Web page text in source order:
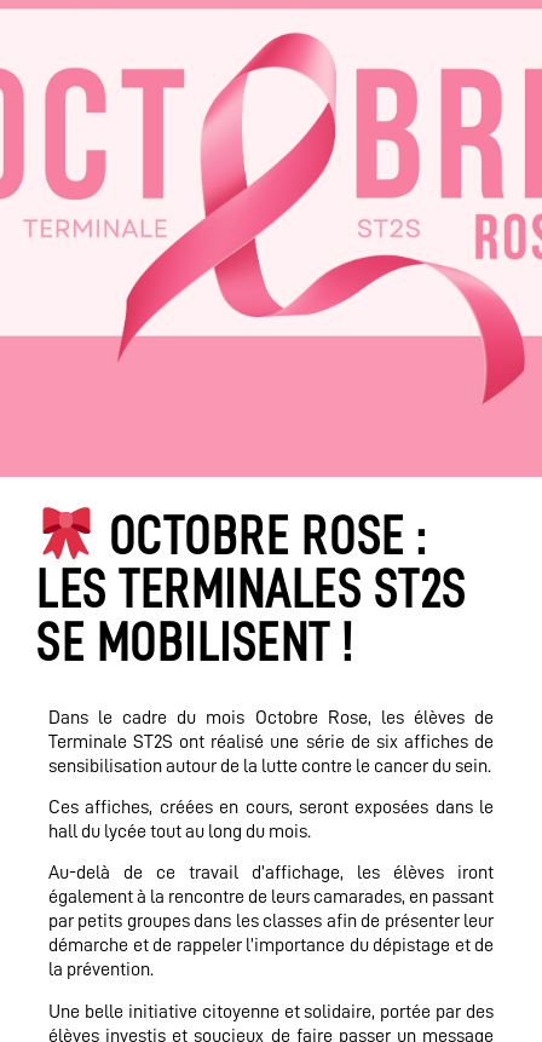
OCTOBRE ROSE :
LES TERMINALES ST2S
SE MOBILISENT !
Dans le cadre du mois Octobre Rose, les élèves de
Terminale ST2S ont réalisé une série de six affiches de
sensibilisation autour de la lutte contre le cancer du sein.
Ces affiches, créées en cours, seront exposées dans le
hall du lycée tout au long du mois.
Au-delà de ce travail d’affichage, les élèves iront
également à la rencontre de leurs camarades, en passant
par petits groupes dans les classes afin de présenter leur
démarche et de rappeler l’importance du dépistage et de
la prévention.
Une belle initiative citoyenne et solidaire, portée par des
élèves investis et soucieux de faire passer un message